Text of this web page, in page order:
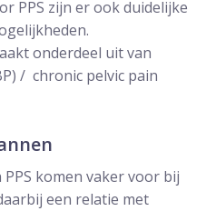
PPS zijn er ook duidelijke
onderdeel uit van
/ chronic pelvic pain
komen vaker voor bij
een relatie met